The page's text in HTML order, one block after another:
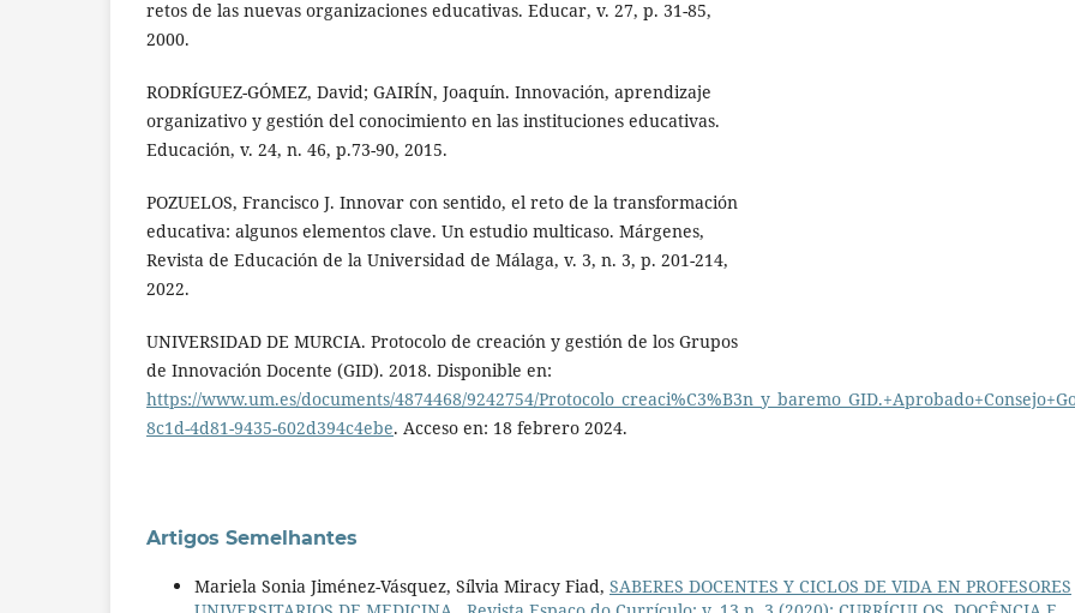
retos de las nuevas organizaciones educativas. Educar, v. 27, p. 31-85,
2000.
RODRÍGUEZ-GÓMEZ, David; GAIRÍN, Joaquín. Innovación, aprendizaje
organizativo y gestión del conocimiento en las instituciones educativas.
Educación, v. 24, n. 46, p.73-90, 2015.
POZUELOS, Francisco J. Innovar con sentido, el reto de la transformación
educativa: algunos elementos clave. Un estudio multicaso. Márgenes,
Revista de Educación de la Universidad de Málaga, v. 3, n. 3, p. 201-214,
2022.
UNIVERSIDAD DE MURCIA. Protocolo de creación y gestión de los Grupos
de Innovación Docente (GID). 2018. Disponible en:
https://www.um.es/documents/4874468/9242754/
8c1d-4d81-9435-602d394c4ebe. Acceso en: 18 febrero 2024.
Artigos Semelhantes
Mariela Sonia Jiménez-Vásquez, Sílvia Miracy Fiad, SABERES DOCENTES Y CICLOS DE VIDA EN PROFESORES